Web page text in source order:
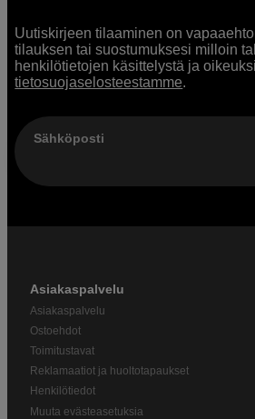
Uutiskirjeen tilaaminen on
tilauksen tai suostumuksesi milloin
henkilötietojen käsittelystä ja
tietosuojaselosteestamme.
Sähköposti
Asiakaspalvelu
Asiakaspalvelu
Ostoehdot
Toimitustavat
Reklamaatiot ja huoltotapaukset
Henkilötiedot
Muuta evästeasetuksia